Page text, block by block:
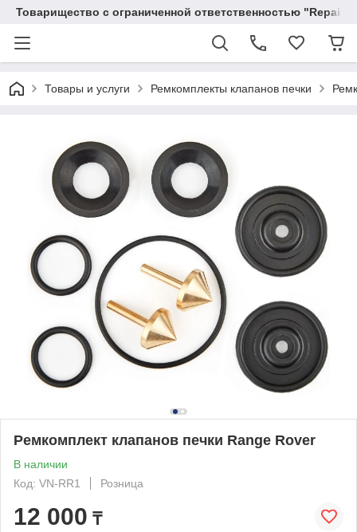
Товарищество с ограниченной ответственностью
Товары и услуги Ремкомплекты клапанов печки
Ремкомплект клапанов печки Range Rover
В наличии
Код: VN-RR1
Розница
12 000 ₸